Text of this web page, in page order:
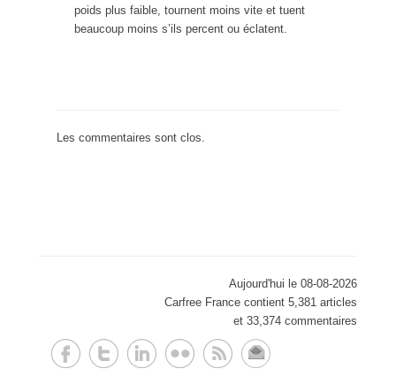
poids plus faible, tournent moins vite et tuent
beaucoup moins s’ils percent ou éclatent.
Les commentaires sont clos.
Aujourd'hui le 08-08-2026
Carfree France contient 5,381 articles
et 33,374 commentaires